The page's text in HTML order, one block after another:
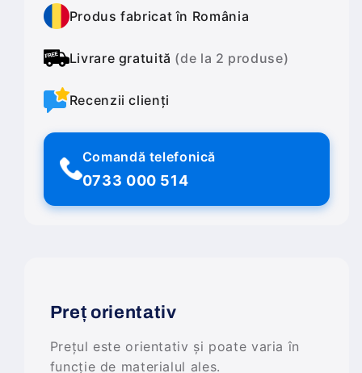
Produs fabricat în România
Livrare gratuită (de la 2 produse)
Recenzii clienți
Comandă telefonică
0733 000 514
Preț orientativ
Prețul este orientativ și poate varia în
funcție de materialul ales.